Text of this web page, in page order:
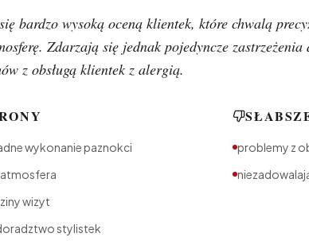
bardzo wysoką oceną klientek, które chwalą
Zdarzają się jednak pojedyncze
z obsługą klientek z alergią.
wykonanie paznokci
atmosfera
wizyt
stylistek
problemy z